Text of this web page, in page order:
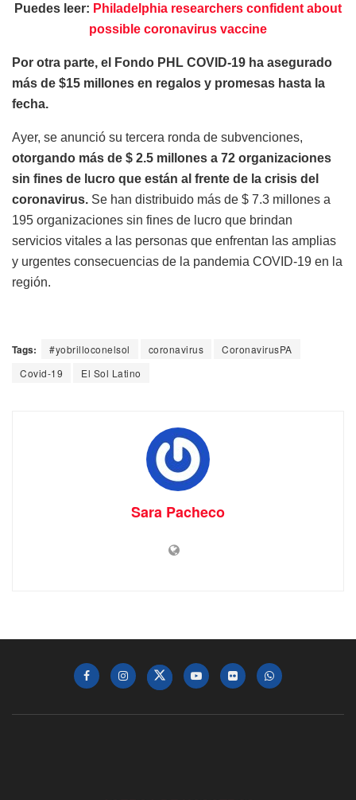
Puedes leer: Philadelphia researchers confident about
possible coronavirus vaccine
Por otra parte, el Fondo PHL COVID-19 ha asegurado
más de $15 millones en regalos y promesas hasta la
fecha.
Ayer, se anunció su tercera ronda de subvenciones,
otorgando más de $ 2.5 millones a 72 organizaciones
sin fines de lucro que están al frente de la crisis del
coronavirus. Se han distribuido más de $ 7.3 millones a
195 organizaciones sin fines de lucro que brindan
servicios vitales a las personas que enfrentan las amplias
y urgentes consecuencias de la pandemia COVID-19 en la
región.
Tags: #yobrilloconelsol coronavirus
CoronavirusPA
Covid-19
El Sol Latino
Sara Pacheco